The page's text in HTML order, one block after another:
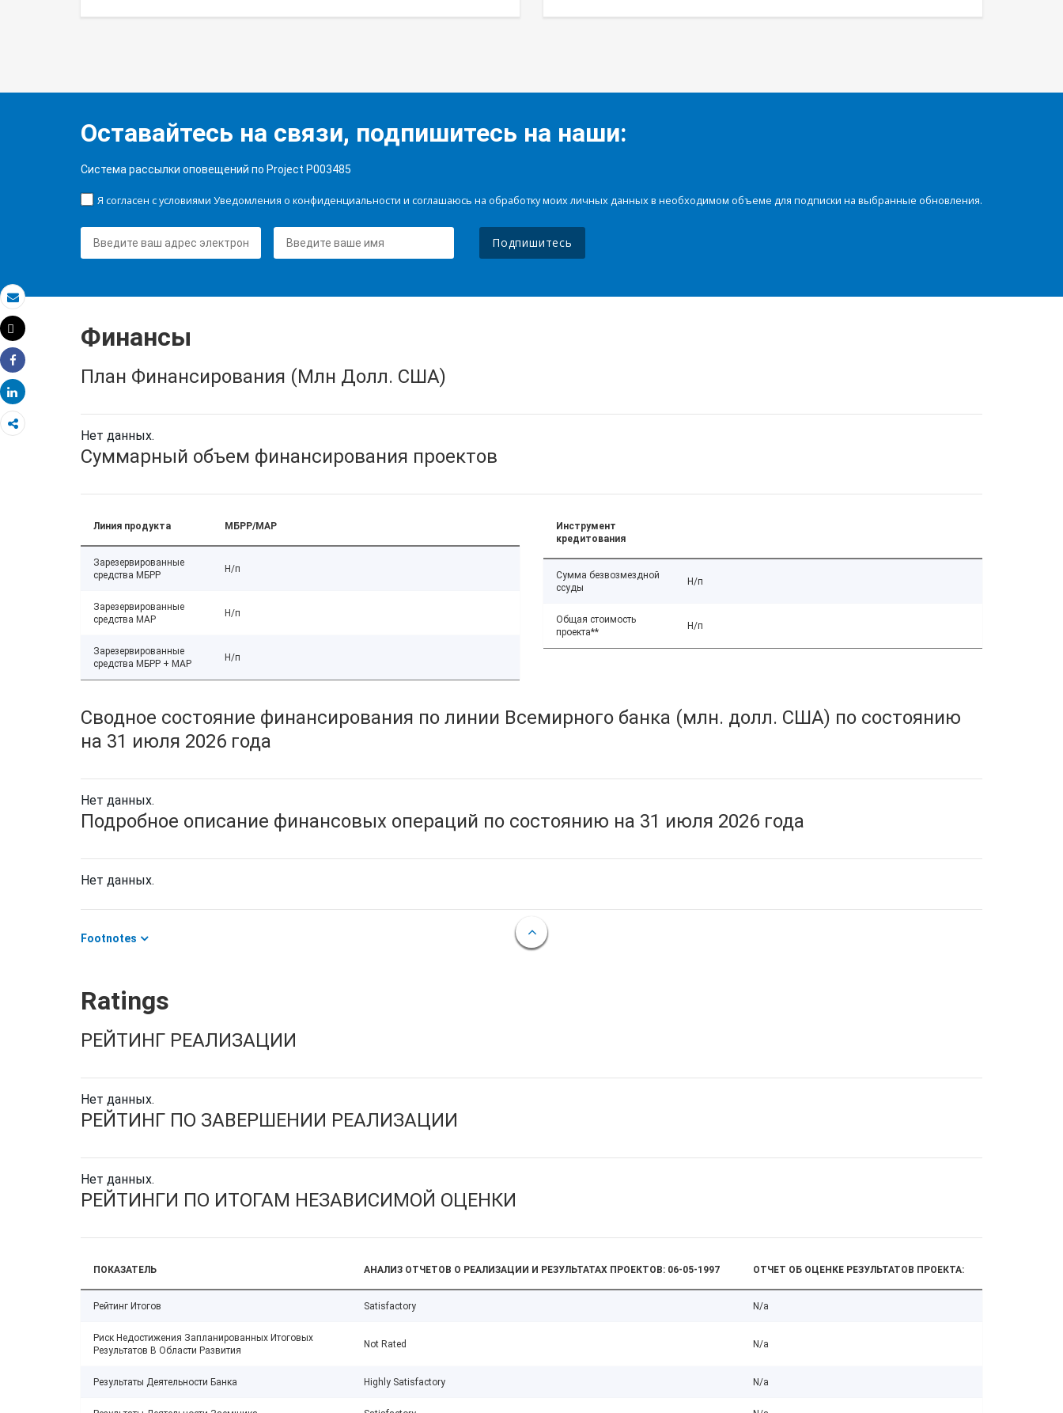
Электронная почта
Распечатать
Tweet
Share
Share
Оставайтесь на связи, подпишитесь на наши:
Система рассылки оповещений по Project P003485
Я согласен с условиями Уведомления о конфиденциальности и соглашаюсь на обработку моих личных данных в необходимом объеме для подписки на выбранные обновления.
Подпишитесь
Финансы
План Финансирования (Млн Долл. США)
Нет данных.
Суммарный объем финансирования проектов
Линия продукта МБРР/МАР
Зарезервированные
средства МБРР
Н/п
Зарезервированные
средства МАР
Н/п
Зарезервированные
средства МБРР + МАР
Н/п
Инструмент
кредитования
Сумма безвозмездной
ссуды
Н/п
Общая стоимость
проекта**
Н/п
Сводное состояние финансирования по линии Всемирного банка (млн. долл. США) по состоянию
на 31 июля 2026 года
Нет данных.
Подробное описание финансовых операций по состоянию на 31 июля 2026 года
Нет данных.
Footnotes
Ratings
РЕЙТИНГ РЕАЛИЗАЦИИ
Нет данных.
РЕЙТИНГ ПО ЗАВЕРШЕНИИ РЕАЛИЗАЦИИ
Нет данных.
РЕЙТИНГИ ПО ИТОГАМ НЕЗАВИСИМОЙ ОЦЕНКИ
ПОКАЗАТЕЛЬ АНАЛИЗ ОТЧЕТОВ О РЕАЛИЗАЦИИ И РЕЗУЛЬТАТАХ ПРОЕКТОВ: 06-05-1997 ОТЧЕТ ОБ ОЦЕНКЕ РЕЗУЛЬТАТОВ ПРОЕКТА:
Рейтинг Итогов Satisfactory N/a
Риск Недостижения Запланированных Итоговых
Результатов В Области Развития
Not Rated N/a
Результаты Деятельности Банка Highly Satisfactory N/a